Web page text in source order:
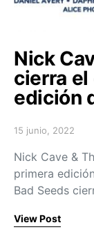
Nick
cierra
edición
Posted on
15 junio, 2022
Nick Cave &
primera
Bad Seeds
View Post